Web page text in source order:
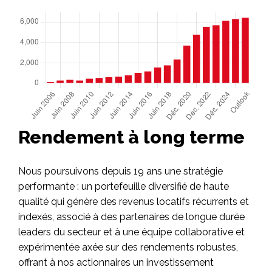
Rendement à long terme
Nous poursuivons depuis 19 ans une stratégie
performante : un portefeuille diversifié de haute
qualité qui génère des revenus locatifs récurrents et
indexés, associé à des partenaires de longue durée
leaders du secteur et à une équipe collaborative et
expérimentée axée sur des rendements robustes,
offrant à nos actionnaires un investissement